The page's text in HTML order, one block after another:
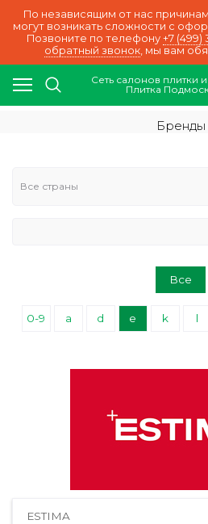
По независящим от нас
могут возникать сложности с
Позвоните по телефону +7 (499)
обратный звонок, мы вам
Сеть салонов плитки
Плитка
Бренды
Все
0-9 a d e k l
ESTIMA